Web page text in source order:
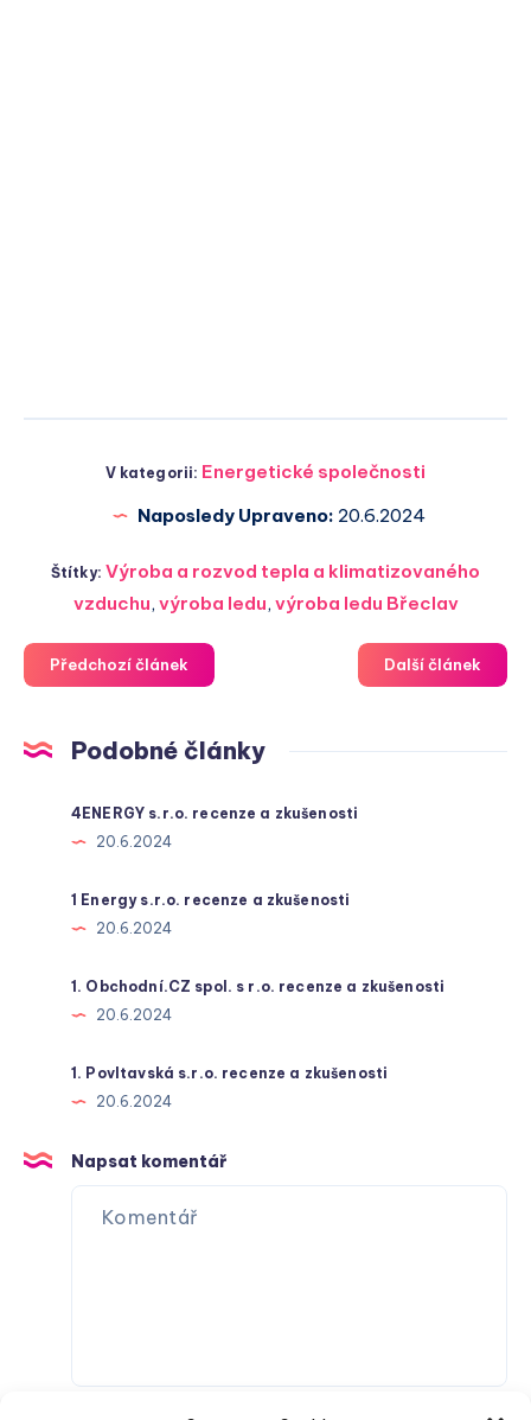
V kategorii: Energetické společnosti
Naposledy Upraveno: 20.6.2024
Štítky:Výroba a rozvod tepla a klimatizovaného
vzduchu, výroba ledu, výroba ledu Břeclav
Předchozí článek Další článek
Podobné články
4ENERGY s.r.o. recenze a zkušenosti
20.6.2024
1 Energy s.r.o. recenze a zkušenosti
20.6.2024
1. Obchodní.CZ spol. s r.o. recenze a zkušenosti
20.6.2024
1. Povltavská s.r.o. recenze a zkušenosti
20.6.2024
Napsat komentář